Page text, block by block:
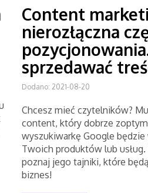
Content
nierozłączna
sprzedawać
Dodano: 2021-08-20
Chcesz mieć czytelników?
content, który dobrze
wyszukiwarkę Google będzie
Twoich produktów lub
poznaj jego tajniki, które
biznes!